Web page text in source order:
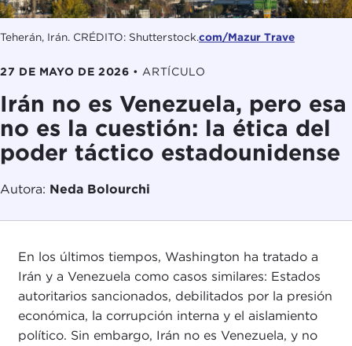
Teherán, Irán. CRÉDITO: Shutterstock.com/Mazur Trave
27 DE MAYO DE 2026 • ARTÍCULO
Irán no es Venezuela, pero esa
no es la cuestión: la ética del
poder táctico estadounidense
Autora: Neda Bolourchi
En los últimos tiempos, Washington ha tratado a
Irán y a Venezuela como casos similares: Estados
autoritarios sancionados, debilitados por la presión
económica, la corrupción interna y el aislamiento
político. Sin embargo, Irán no es Venezuela, y no